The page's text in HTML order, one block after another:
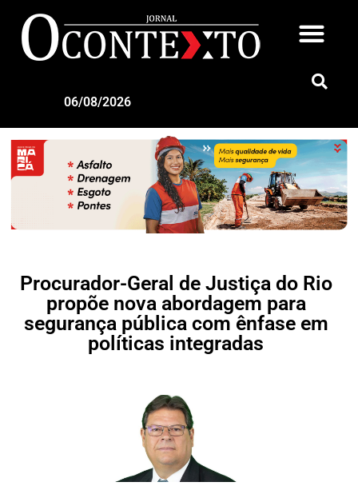
06/08/2026
Procurador-Geral de Justiça do Rio
propõe nova abordagem para
segurança pública com ênfase em
políticas integradas